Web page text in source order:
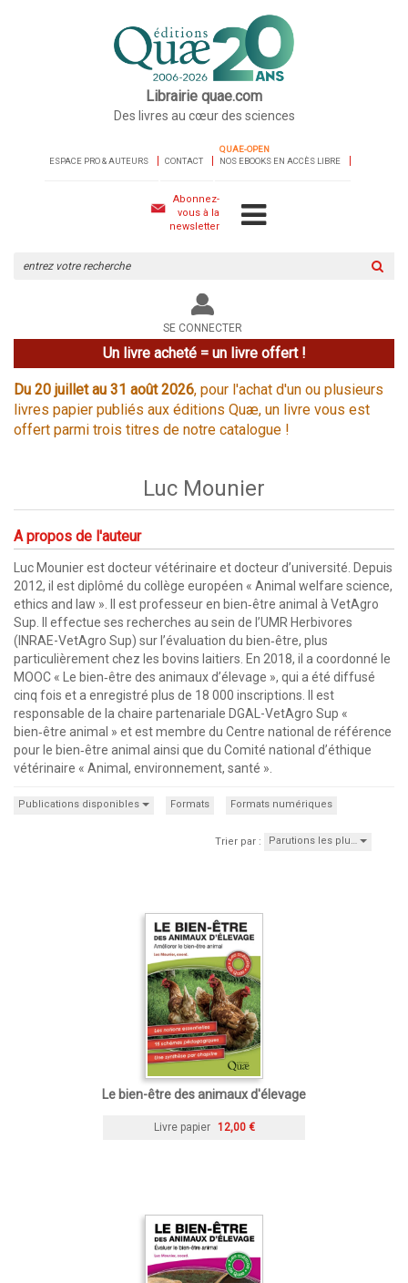
Librairie quae.com
Des livres au cœur des sciences
ESPACE PRO & AUTEURS CONTACT
QUAE-OPEN
NOS EBOOKS EN ACCÈS LIBRE
Abonnez-
vous à la
newsletter
le
site
SE CONNECTER
Un livre acheté = un livre offert !
Du 20 juillet au 31 août 2026, pour l'achat d'un ou plusieurs
livres papier publiés aux éditions Quæ, un livre vous est
offert parmi trois titres de notre catalogue !
Luc Mounier
A propos de l'auteur
Luc Mounier est docteur vétérinaire et docteur d’université. Depuis
2012, il est diplômé du collège européen « Animal welfare science,
ethics and law ». Il est professeur en bien‑être animal à VetAgro
Sup. Il effectue ses recherches au sein de l’UMR Herbivores
(INRAE-VetAgro Sup) sur l’évaluation du bien‑être, plus
particulièrement chez les bovins laitiers. En 2018, il a coordonné le
MOOC « Le bien‑être des animaux d’élevage », qui a été diffusé
cinq fois et a enregistré plus de 18 000 inscriptions. Il est
responsable de la chaire partenariale DGAL-VetAgro Sup «
bien‑être animal » et est membre du Centre national de référence
pour le bien‑être animal ainsi que du Comité national d’éthique
vétérinaire « Animal, environnement, santé ».
Publications disponibles Formats Formats numériques
Trier par : Parutions les plu…
Le bien-être des animaux d'élevage
Livre papier 12,00 €